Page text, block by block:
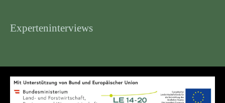
Experteninterviews